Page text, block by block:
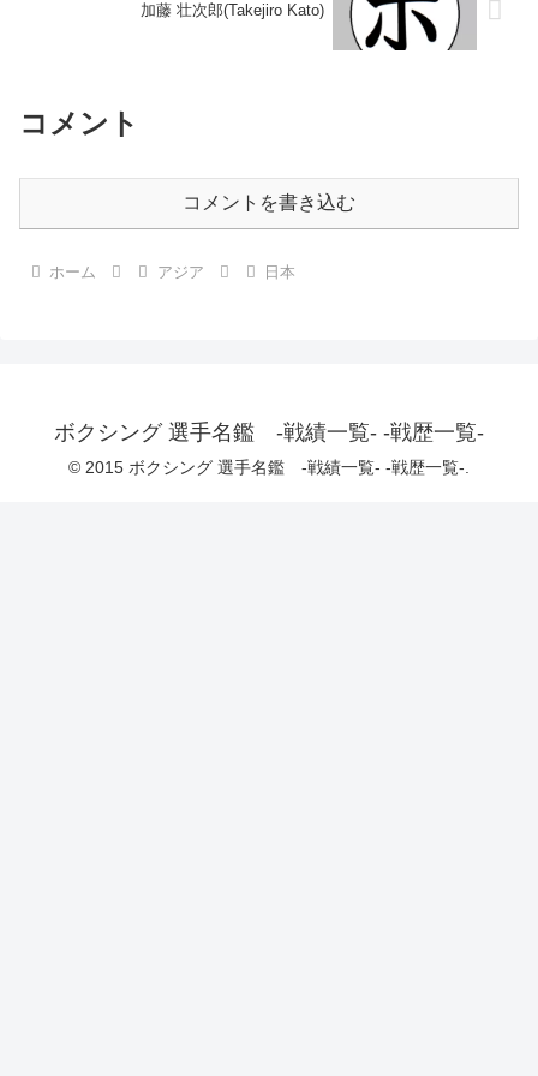
加藤 壮次郎(Takejiro Kato)
コメント
コメントを書き込む
ホーム アジア 日本
ボクシング 選手名鑑 -戦績一覧- -戦歴一覧-
© 2015 ボクシング 選手名鑑 -戦績一覧- -戦歴一覧-.